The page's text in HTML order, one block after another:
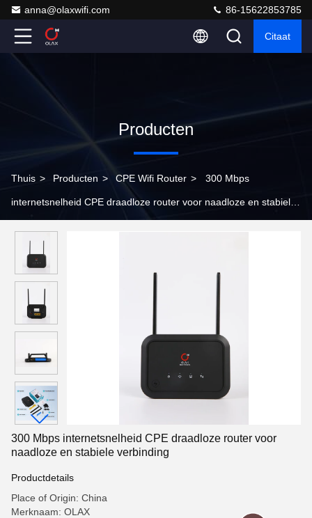
anna@olaxwifi.com 86-15622853785
Citaat
Producten
Thuis > Producten > CPE Wifi Router > 300 Mbps
internetsnelheid CPE draadloze router voor naadloze en stabiele
300 Mbps internetsnelheid CPE draadloze router voor
naadloze en stabiele verbinding
Productdetails
Place of Origin: China
Merknaam: OLAX